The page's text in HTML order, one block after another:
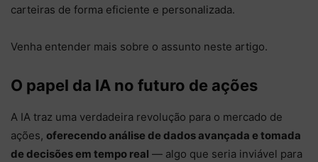
carteiras de forma eficiente e personalizada.
Venha entender mais sobre o assunto neste artigo.
O papel da IA no futuro de ações
A IA traz uma verdadeira revolução para o mercado de
ações, oferecendo análise de dados avançada e tomada
de decisões em tempo real — algo que seria inviável para